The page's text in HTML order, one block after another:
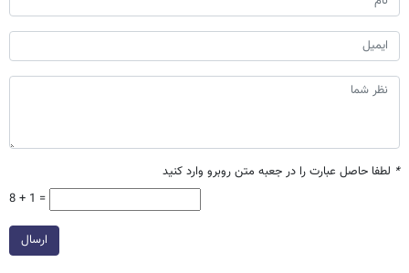
* لطفا حاصل عبارت را در جعبه متن روبرو وارد کنید
8 + 1 =
ارسال